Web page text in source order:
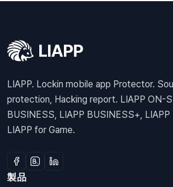
LIAPP. Lockin mobile app Protector.
protection, Hacking report. LIAPP ON-
BUSINESS, LIAPP BUSINESS+, LIAPP
LIAPP for Game.
製品